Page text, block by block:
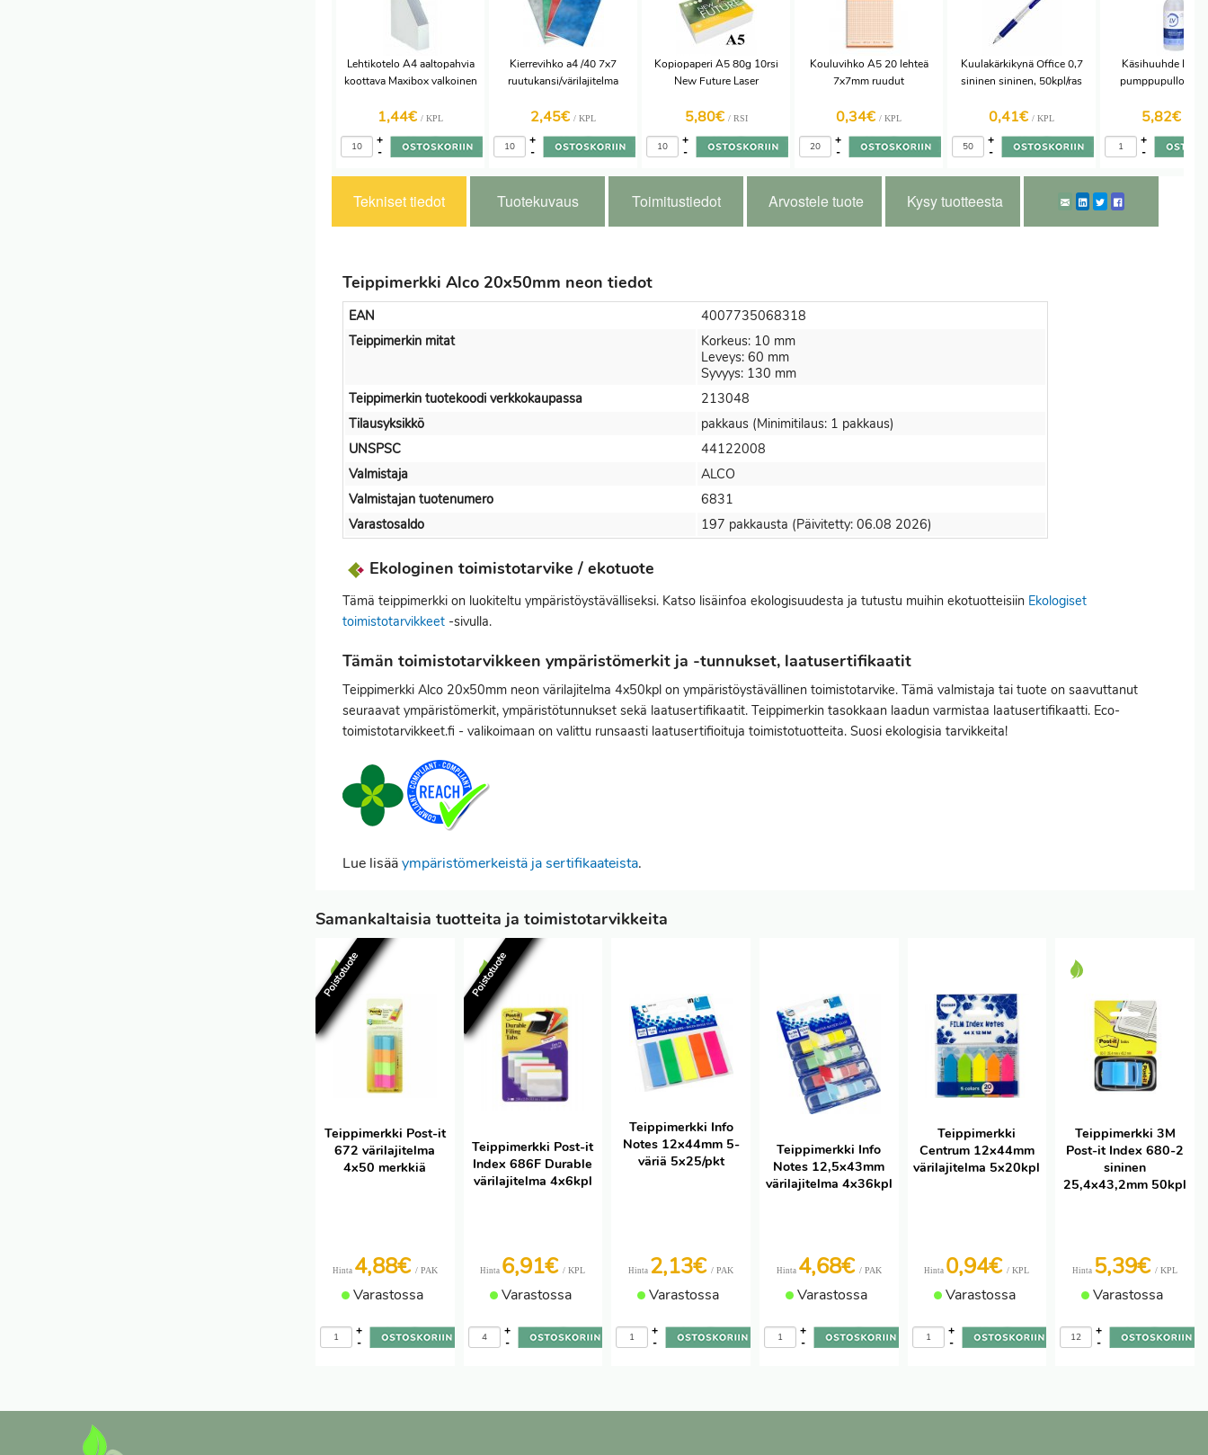
Lehtikotelo A4 aaltopahvia
koottava Maxibox valkoinen
1,44€ / KPL
-
+
Kierrevihko a4 /40 7x7
ruutukansi/värilajitelma
2,45€ / KPL
-
+
Kopiopaperi A5 80g 10rsi
New Future Laser
5,80€ / RSI
-
+
Kouluvihko A5 20 lehteä
7x7mm ruudut
0,34€ / KPL
-
+
Kuulakärkikynä Office 0,7
sininen sininen, 50kpl/ras
0,41€ / KPL
-
+
Käsihuuhde LV
pumppupullo
5,82€
-
+
Tekniset tiedot Tuotekuvaus Toimitustiedot Arvostele tuote Kysy tuotteesta
Teippimerkki Alco 20x50mm neon tiedot
EAN
4007735068318
Teippimerkin mitat
Korkeus: 10 mm
Leveys: 60 mm
Syvyys: 130 mm
Teippimerkin tuotekoodi verkkokaupassa
213048
Tilausyksikkö
pakkaus (Minimitilaus: 1 pakkaus)
UNSPSC
44122008
Valmistaja
ALCO
Valmistajan tuotenumero
6831
Varastosaldo
197 pakkausta (Päivitetty: 06.08 2026)
Ekologinen toimistotarvike / ekotuote
Tämä teippimerkki on luokiteltu ympäristöystävälliseksi. Katso lisäinfoa ekologisuudesta ja tutustu muihin ekotuotteisiin Ekologiset
toimistotarvikkeet -sivulla.
Tämän toimistotarvikkeen ympäristömerkit ja -tunnukset, laatusertifikaatit
Teippimerkki Alco 20x50mm neon värilajitelma 4x50kpl on ympäristöystävällinen toimistotarvike. Tämä valmistaja tai tuote on saavuttanut
seuraavat ympäristömerkit, ympäristötunnukset sekä laatusertifikaatit. Teippimerkin tasokkaan laadun varmistaa laatusertifikaatti. Eco-
toimistotarvikkeet.fi - valikoimaan on valittu runsaasti laatusertifioituja toimistotuotteita. Suosi ekologisia tarvikkeita!
Lue lisääympäristömerkeistä ja sertifikaateista.
Samankaltaisia tuotteita ja toimistotarvikkeita
Poistotuote
Teippimerkki Post-it
672 värilajitelma
4x50 merkkiä
Hinta 4,88€ / PAK
Varastossa
-
+
Poistotuote
Teippimerkki Post-it
Index 686F Durable
värilajitelma 4x6kpl
Hinta 6,91€/ KPL
Varastossa
-
+
Teippimerkki Info
Notes 12x44mm 5-
väriä 5x25/pkt
Hinta 2,13€/ PAK
Varastossa
-
+
Teippimerkki Info
Notes 12,5x43mm
värilajitelma 4x36kpl
Hinta 4,68€ / PAK
Varastossa
-
+
Teippimerkki
Centrum 12x44mm
värilajitelma 5x20kpl
Hinta 0,94€/ KPL
Varastossa
-
+
Teippimerkki 3M
Post-it Index 680-2
sininen
25,4x43,2mm 50kpl
Hinta 5,39€/ KPL
Varastossa
-
+